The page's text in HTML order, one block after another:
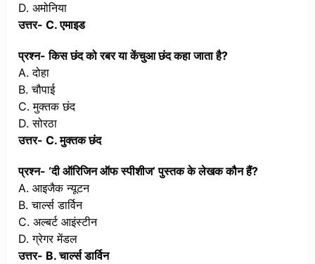
D. अमोनिया
उत्तर- C. एमाइड
प्रश्न- किस छंद को रबर या केंचुआ छंद कहा जाता है?
A. दोहा
B. चौपाई
C. मुक्तक छंद
D. सोरठा
उत्तर- C. मुक्तक छंद
प्रश्न- ‘दी ऑरिजिन ऑफ स्पीशीज’ पुस्तक के लेखक कौन हैं?
A. आइजैक न्यूटन
B. चार्ल्स डार्विन
C. अल्बर्ट आइंस्टीन
D. ग्रेगर मेंडल
उत्तर- B. चार्ल्स डार्विन